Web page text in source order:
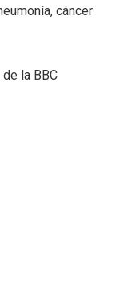
cáncer
la BBC